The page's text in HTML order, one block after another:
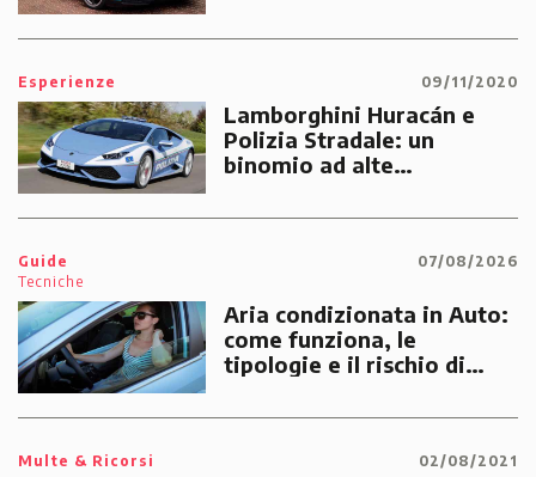
Esperienze 09/11/2020
Lamborghini Huracán e
Polizia Stradale: un
binomio ad alte
emergenze dei cittadini
Guide
Tecniche
07/08/2026
Aria condizionata in Auto:
come funziona, le
tipologie e il rischio di
Multe & Ricorsi 02/08/2021